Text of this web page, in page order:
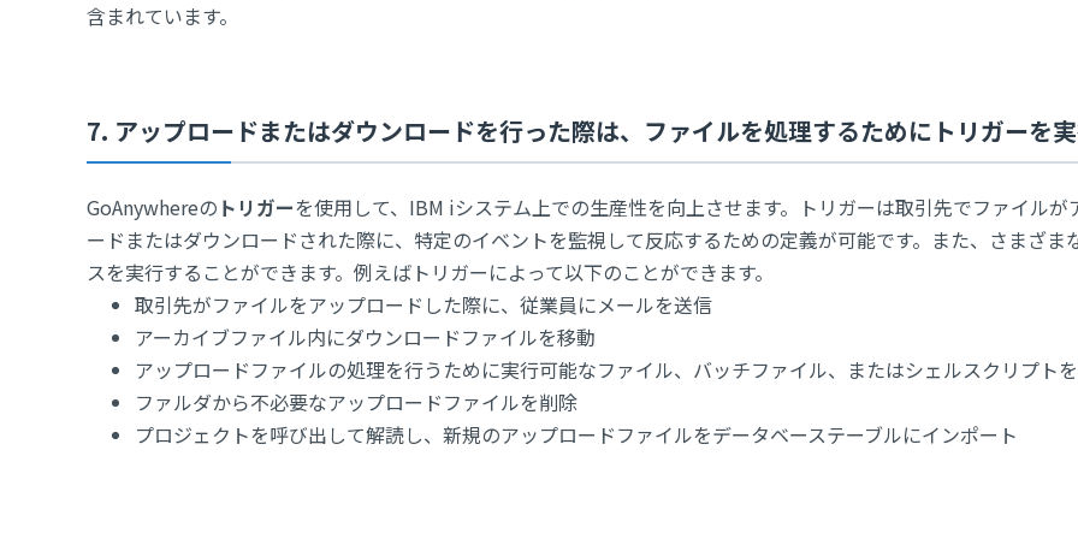
含まれています。
7. アップロードまたはダウンロードを行った際は、ファイルを処理するためにトリガーを
GoAnywhereの トリガーを使用して、IBM iシステム上での生産性を向上させます。トリガーは取引先でファイルが
ードまたはダウンロードされた際に、特定のイベントを監視して反応するための定義が可能です。また、さまざま
スを実行することができます。例えばトリガーによって以下のことができます。
取引先がファイルをアップロードした際に、従業員にメールを送信
アーカイブファイル内にダウンロードファイルを移動
アップロードファイルの処理を行うために実行可能なファイル、バッチファイル、またはシェルスクリプト
ファルダから不必要なアップロードファイルを削除
プロジェクトを呼び出して解読し、新規のアップロードファイルをデータベーステーブルにインポート